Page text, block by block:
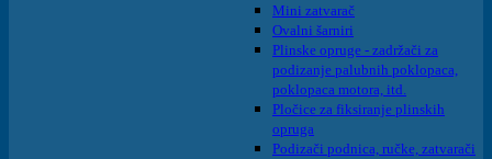
Mini zatvarač
Ovalni šarniri
Plinske opruge - zadržači za
podizanje palubnih poklopaca,
poklopaca motora, itd.
Pločice za fiksiranje plinskih
opruga
Podizači podnica, ručke, zatvarači